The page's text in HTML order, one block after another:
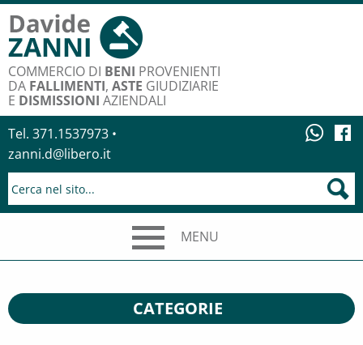
COMMERCIO DI BENI PROVENIENTI
DA FALLIMENTI, ASTE GIUDIZIARIE
E DISMISSIONI AZIENDALI
Tel. 371.1537973 •
zanni.d@libero.it
MENU
CATEGORIE